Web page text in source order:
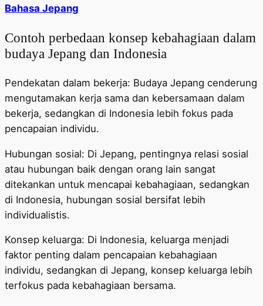
Bahasa Jepang
Contoh perbedaan konsep kebahagiaan dalam
budaya Jepang dan Indonesia
Pendekatan dalam bekerja: Budaya Jepang cenderung
mengutamakan kerja sama dan kebersamaan dalam
bekerja, sedangkan di Indonesia lebih fokus pada
pencapaian individu.
Hubungan sosial: Di Jepang, pentingnya relasi sosial
atau hubungan baik dengan orang lain sangat
ditekankan untuk mencapai kebahagiaan, sedangkan
di Indonesia, hubungan sosial bersifat lebih
individualistis.
Konsep keluarga: Di Indonesia, keluarga menjadi
faktor penting dalam pencapaian kebahagiaan
individu, sedangkan di Jepang, konsep keluarga lebih
terfokus pada kebahagiaan bersama.